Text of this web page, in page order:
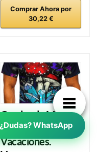
Comprar Ahora por
30,22 €
Camisa de Manga
Corta Playa
Vacaciones.